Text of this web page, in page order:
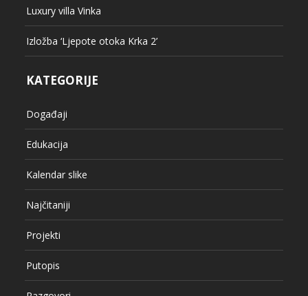
Luxury villa Vinka
Izložba ‘Ljepote otoka Krka 2’
KATEGORIJE
Događaji
Edukacija
Kalendar slike
Najčitaniji
Projekti
Putopis